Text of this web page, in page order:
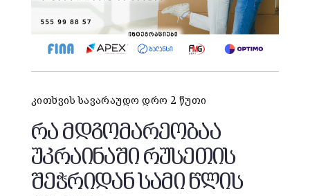
კითხვის სავარაუდო დრო 2 წუთი
რა მდგომარეობაა
უკრაინაში რუსეთის
შეჭრიდან სამი წლის